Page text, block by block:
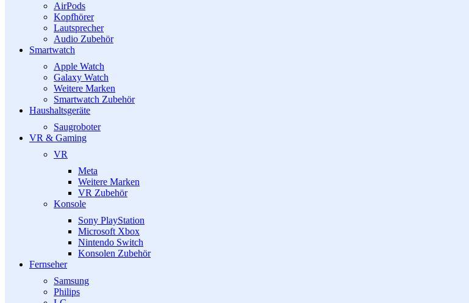
AirPods
Kopfhörer
Lautsprecher
Audio Zubehör
Smartwatch
Apple Watch
Galaxy Watch
Weitere Marken
Smartwatch Zubehör
Haushaltsgeräte
Saugroboter
VR & Gaming
VR
Meta
Weitere Marken
VR Zubehör
Konsole
Sony PlayStation
Microsoft Xbox
Nintendo Switch
Konsolen Zubehör
Fernseher
Samsung
Philips